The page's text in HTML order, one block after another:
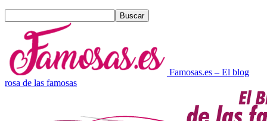
Famosas.es – El blog
rosa de las famosas